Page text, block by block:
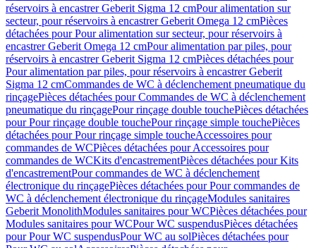
réservoirs à encastrer Geberit Sigma 12 cmPour alimentation sur
secteur, pour réservoirs à encastrer Geberit Omega 12 cmPièces
détachées pour Pour alimentation sur secteur, pour réservoirs à
encastrer Geberit Omega 12 cmPour alimentation par piles, pour
réservoirs à encastrer Geberit Sigma 12 cmPièces détachées pour
Pour alimentation par piles, pour réservoirs à encastrer Geberit
Sigma 12 cmCommandes de WC à déclenchement pneumatique du
rinçagePièces détachées pour Commandes de WC à déclenchement
pneumatique du rinçagePour rinçage double touchePièces détachées
pour Pour rinçage double touchePour rinçage simple touchePièces
détachées pour Pour rinçage simple toucheAccessoires pour
commandes de WCPièces détachées pour Accessoires pour
commandes de WCKits d'encastrementPièces détachées pour Kits
d'encastrementPour commandes de WC à déclenchement
électronique du rinçagePièces détachées pour Pour commandes de
WC à déclenchement électronique du rinçageModules sanitaires
Geberit MonolithModules sanitaires pour WCPièces détachées pour
Modules sanitaires pour WCPour WC suspendusPièces détachées
pour Pour WC suspendusPour WC au solPièces détachées pour